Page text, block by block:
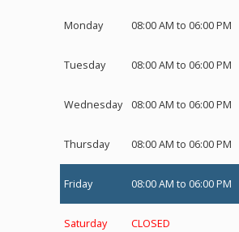
Monday 08:00 AM to 06:00 PM
Tuesday 08:00 AM to 06:00 PM
Wednesday 08:00 AM to 06:00 PM
Thursday 08:00 AM to 06:00 PM
Friday 08:00 AM to 06:00 PM
Saturday CLOSED